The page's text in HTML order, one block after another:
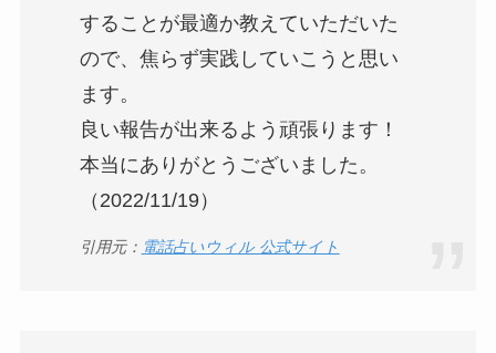
することが最適か教えていただいた
ので、焦らず実践していこうと思い
ます。
良い報告が出来るよう頑張ります！
本当にありがとうございました。
（2022/11/19）
引用元： 電話占いウィル 公式サイト